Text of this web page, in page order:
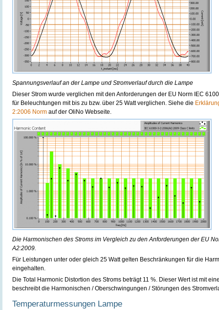
Spannungsverlauf an der Lampe und Stromverlauf durch die Lampe
Dieser Strom wurde verglichen mit den Anforderungen der EU Norm IEC
für Beleuchtungen mit bis zu bzw. über 25 Watt verglichen. Siehe die
2:2006 Norm auf der OliNo Webseite.
Die Harmonischen des Stroms im Vergleich zu den Anforderungen der EU
A2:2009.
Für Leistungen unter oder gleich 25 Watt gelten Beschränkungen für die
eingehalten.
Die Total Harmonic Distortion des Stroms beträgt 11 %. Dieser Wert ist mit
beschreibt die Harmonischen / Oberschwingungen / Störungen des
Temperaturmessungen Lampe